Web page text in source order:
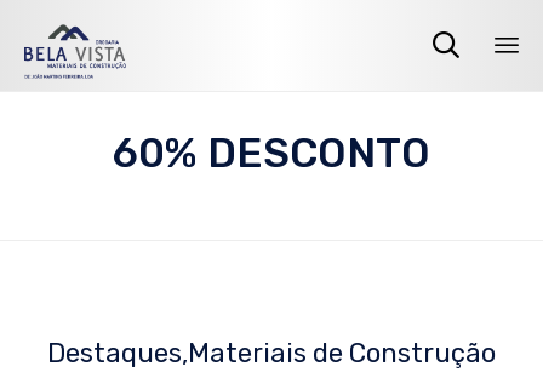

60% DESCONTO
Destaques Materiais de Construção